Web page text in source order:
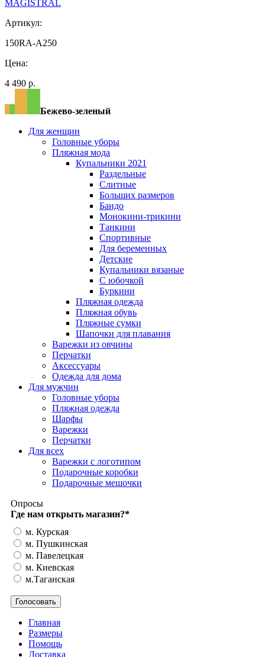
MAGISTRAL
Артикул:
150RA-A250
Цена:
4 490 р.
Бежево-зеленый
Для женщин
Головные уборы
Пляжная мода
Купальники 2021
Раздельные
Слитные
Больших размеров
Бандо
Монокини-трикини
Танкини
Спортивные
Для беременных
Детские
Купальники вязаные
С юбочкой
Буркини
Пляжная одежда
Пляжная обувь
Пляжные сумки
Шапочки для плавания
Варежки из овчины
Перчатки
Аксессуары
Одежда для дома
Для мужчин
Головные уборы
Пляжная одежда
Шарфы
Варежки
Перчатки
Для всех
Варежки с логотипом
Подарочные коробки
Подарочные мешочки
Опросы
Где нам открыть магазин?*
м. Курская
м. Пушкинская
м. Павелецкая
м. Киевская
м.Таганская
Главная
Размеры
Помощь
Доставка